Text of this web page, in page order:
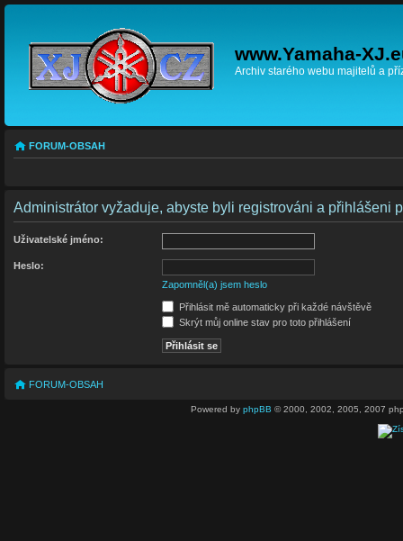
www.Yamaha-
Archiv starého webu majitelů a
FORUM-OBSAH
Administrátor vyžaduje, abyste byli registrováni a přihlášeni
Uživatelské jméno:
Heslo:
Zapomněl(a) jsem heslo
Přihlásit mě automaticky při každé návštěvě
Skrýt můj online stav pro toto přihlášení
FORUM-OBSAH
Powered by phpBB © 2000, 2002, 2005, 2007